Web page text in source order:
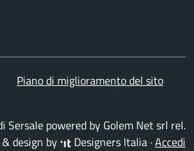
Piano di miglioramento del sito
Sersale powered by Golem Net srl rel.
design by
Designers Italia ·Accedi